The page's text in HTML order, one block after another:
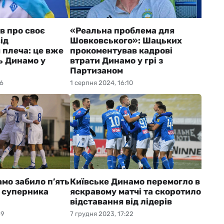
про своє
це вже
Динамо у
1 серпня 2024, 16:10
«Реальна проблема для
Шовковського»: Шацьких
прокоментував кадрові
втрати Динамо у грі з
Партизаном
забило п’ять
суперника
7 грудня 2023, 17:22
Київське Динамо перемогло в
яскравому матчі та скоротило
відставання від лідерів